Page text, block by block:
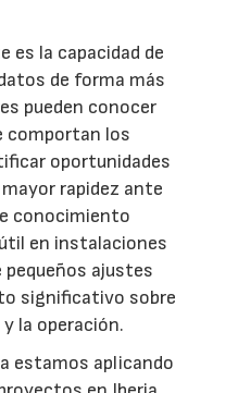
es la capacidad de
de forma más
pueden conocer
comportan los
oportunidades
rapidez ante
conocimiento
en instalaciones
pequeños ajustes
significativo sobre
la operación.
estamos aplicando